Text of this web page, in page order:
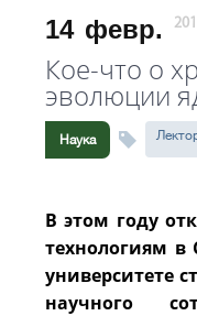
14 февр.
Кое-что о
эволюции
Наука
В этом году
технологиям в
университете
научного